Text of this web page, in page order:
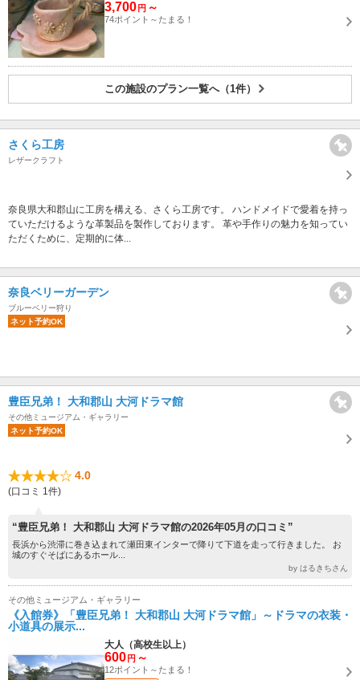
3,700 円 ～
74ポイント～たまる！
この施設のプラン一覧へ（1件）
さくら工房
レザークラフト
奈良県大和郡山に工房を構える、さくら工房です。 ハンドメイドで愛着を持っ
ていただけるような革製品を製作しております。 革や手作りの魅力を知ってい
ただくために、定期的に体...
奈良ベリーガーデン
ブルーベリー狩り
ネット予約OK
豊臣兄弟！ 大和郡山 大河ドラマ館
その他ミュージアム・ギャラリー
ネット予約OK
4.0
(口コミ 1件)
“豊臣兄弟！ 大和郡山 大河ドラマ館の2026年05月の口コミ”
長浜から渋滞に巻き込まれて瀬田東インターで降りて下道を走って行きました。 お
城のすぐそばにあるホール...
by はるきちさん
その他ミュージアム・ギャラリー
《入館券》「豊臣兄弟！ 大和郡山 大河ドラマ館」～ドラマの衣装・
小道具の展示...
大人（高校生以上）
600 円 ～
12ポイント～たまる！